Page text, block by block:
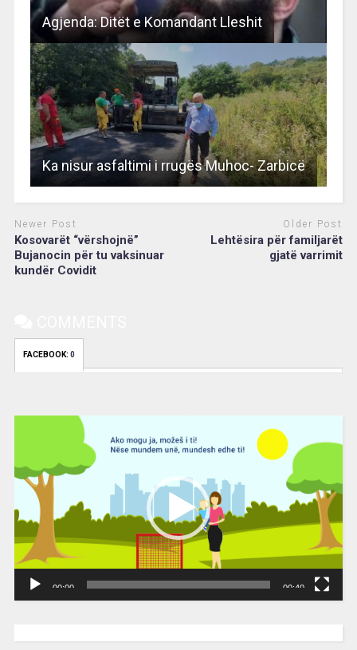
Agjenda: Ditët e Komandant Lleshit
Ka nisur asfaltimi i rrugës Muhoc- Zarbicë
Newer Post
Kosovarët “vërshojnë”
Bujanocin për tu vaksinuar
kundër Covidit
Older Post
Lehtësira për familjarët
gjatë varrimit
FACEBOOK: 0
00:00 00:40